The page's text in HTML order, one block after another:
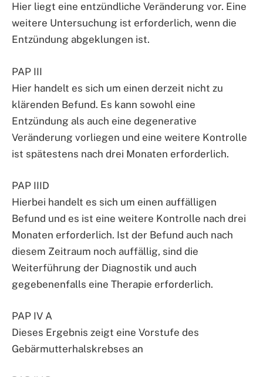
Hier liegt eine entzündliche Veränderung vor. Eine
weitere Untersuchung ist erforderlich, wenn die
Entzündung abgeklungen ist.
PAP III
Hier handelt es sich um einen derzeit nicht zu
klärenden Befund. Es kann sowohl eine
Entzündung als auch eine degenerative
Veränderung vorliegen und eine weitere Kontrolle
ist spätestens nach drei Monaten erforderlich.
PAP IIID
Hierbei handelt es sich um einen auffälligen
Befund und es ist eine weitere Kontrolle nach drei
Monaten erforderlich. Ist der Befund auch nach
diesem Zeitraum noch auffällig, sind die
Weiterführung der Diagnostik und auch
gegebenenfalls eine Therapie erforderlich.
PAP IV A
Dieses Ergebnis zeigt eine Vorstufe des
Gebärmutterhalskrebses an